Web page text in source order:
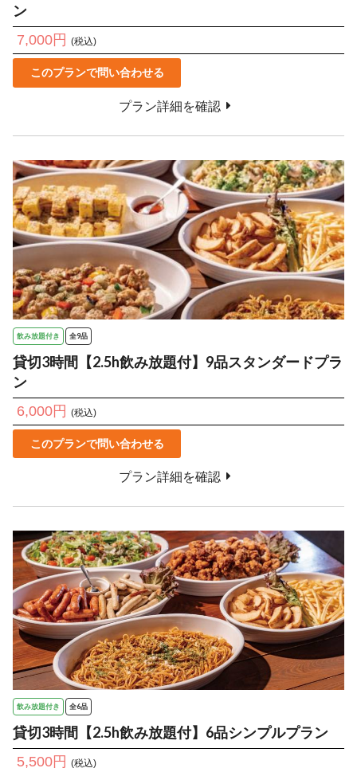
ン
7,000円 (税込)
このプランで問い合わせる
プラン詳細を確認
飲み放題付き 全9品
貸切3時間【2.5h飲み放題付】9品スタンダードプラ
ン
6,000円 (税込)
このプランで問い合わせる
プラン詳細を確認
飲み放題付き 全6品
貸切3時間【2.5h飲み放題付】6品シンプルプラン
5,500円 (税込)